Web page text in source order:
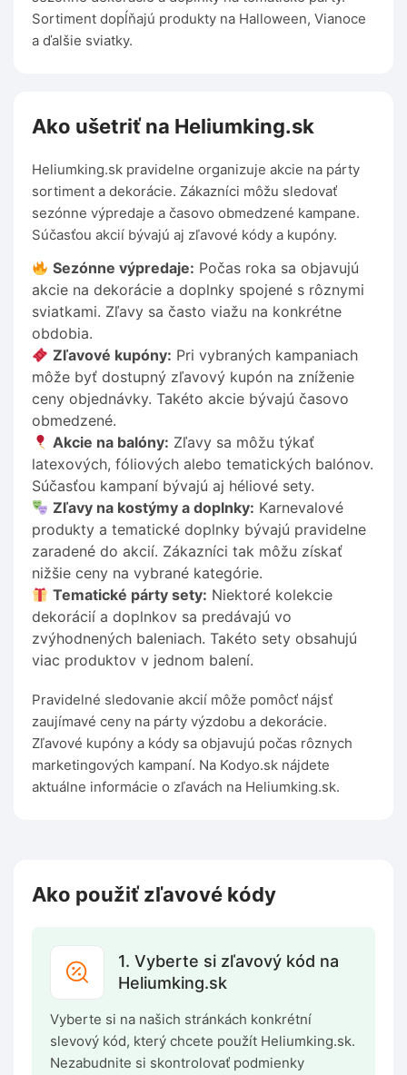
Sortiment dopĺňajú produkty na Halloween, Vianoce
a ďalšie sviatky.
Ako ušetriť na Heliumking.sk
Heliumking.sk pravidelne organizuje akcie na párty
sortiment a dekorácie. Zákazníci môžu sledovať
sezónne výpredaje a časovo obmedzené kampane.
Súčasťou akcií bývajú aj zľavové kódy a kupóny.
Sezónne výpredaje: Počas roka sa objavujú
akcie na dekorácie a doplnky spojené s rôznymi
sviatkami. Zľavy sa často viažu na konkrétne
obdobia.
Zľavové kupóny: Pri vybraných kampaniach
môže byť dostupný zľavový kupón na zníženie
ceny objednávky. Takéto akcie bývajú časovo
obmedzené.
Akcie na balóny: Zľavy sa môžu týkať
latexových, fóliových alebo tematických balónov.
Súčasťou kampaní bývajú aj héliové sety.
Zľavy na kostýmy a doplnky: Karnevalové
produkty a tematické doplnky bývajú pravidelne
zaradené do akcií. Zákazníci tak môžu získať
nižšie ceny na vybrané kategórie.
Tematické párty sety: Niektoré kolekcie
dekorácií a doplnkov sa predávajú vo
zvýhodnených baleniach. Takéto sety obsahujú
viac produktov v jednom balení.
Pravidelné sledovanie akcií môže pomôcť nájsť
zaujímavé ceny na párty výzdobu a dekorácie.
Zľavové kupóny a kódy sa objavujú počas rôznych
marketingových kampaní. Na Kodyo.sk nájdete
aktuálne informácie o zľavách na Heliumking.sk.
Ako použiť zľavové kódy
1. Vyberte si zľavový kód na
Heliumking.sk
Vyberte si na našich stránkách konkrétní
slevový kód, který chcete použít Heliumking.sk.
Nezabudnite si skontrolovať podmienky